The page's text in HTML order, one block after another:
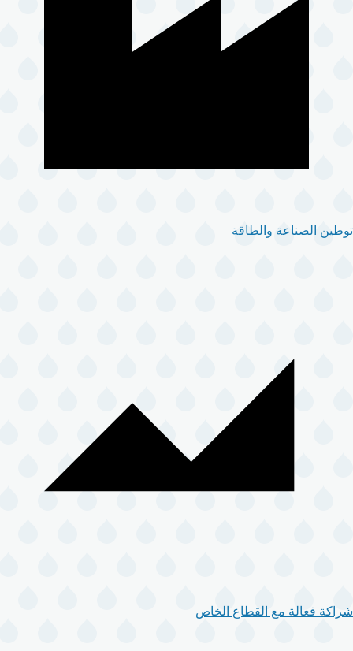
توطين الصناعة والطاقة
شراكة فعالة مع القطاع الخاص